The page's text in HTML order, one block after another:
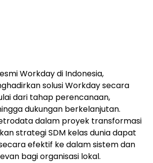
Workday di Indonesia,
solusi Workday secara
dari tahap perencanaan,
dukungan berkelanjutan.
dalam proyek transformasi
strategi SDM kelas dunia dapat
efektif ke dalam sistem dan
bagi organisasi lokal.